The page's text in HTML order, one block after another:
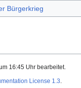
Bürgerkrieg
16:45 Uhr bearbeitet.
License 1.3.